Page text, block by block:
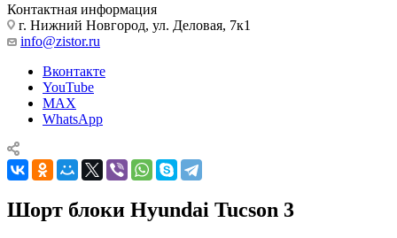
Контактная информация
г. Нижний Новгород, ул. Деловая, 7к1
info@zistor.ru
Вконтакте
YouTube
MAX
WhatsApp
Шорт блоки Hyundai Tucson 3